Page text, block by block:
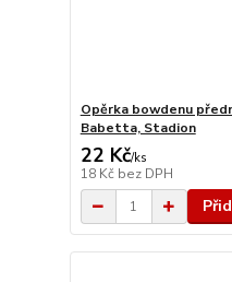
Opěrka bowdenu
Babetta, Stadion
22 Kč/ks
18 Kč bez DPH